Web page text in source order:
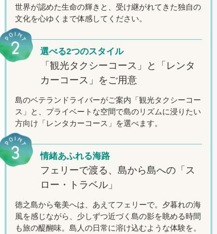
世界が認めた生命の輝きと、受け継がれてきた独自の
文化を心ゆくまで体感してください。
選べる2つのスタイル
「観光タクシーコース」と「レンタ
カーコース」をご用意
島のベテランドライバーがご案内「観光タクシーコー
ス」と、 プライベートな空間で島のリズムに浸りたい
方向け「レンタカーコース」を選べます。
情緒あふれる海路
フェリーで渡る、島から島への「ス
ロー・トラベル」
徳之島から奄美へは、あえてフェリーで。夕暮れの海
風を感じながら、少しずつ近づく島の影を眺める時間
も旅の醍醐味。島人の日常に溶け込むような体験を。